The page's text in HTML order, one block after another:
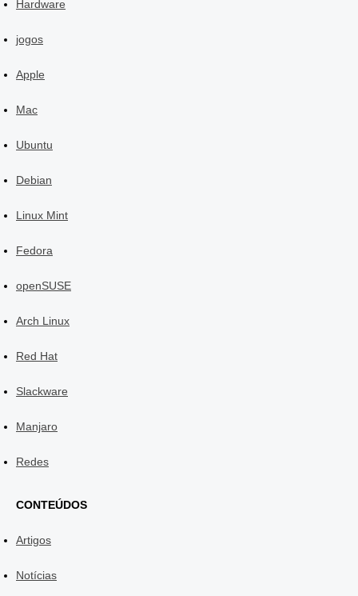
Hardware
jogos
Apple
Mac
Ubuntu
Debian
Linux Mint
Fedora
openSUSE
Arch Linux
Red Hat
Slackware
Manjaro
Redes
CONTEÚDOS
Artigos
Notícias